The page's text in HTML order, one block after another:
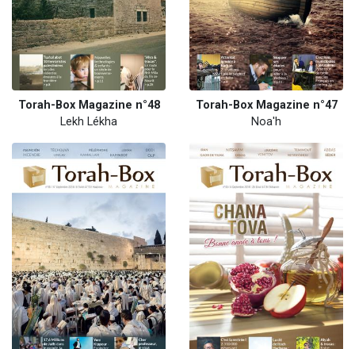
Torah-Box Magazine n°48
Lekh Lékha
Torah-Box Magazine n°47
Noa'h